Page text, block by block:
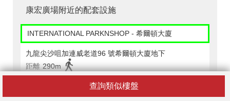
查詢類似樓盤
康宏廣場附近的配套設施
INTERNATIONAL PARKNSHOP - 希爾頓大廈
九龍尖沙咀加連威老道96 號希爾頓大廈地下
距離 290m
INTERNATIONAL PARKNSHOP - 紅磡國際都會